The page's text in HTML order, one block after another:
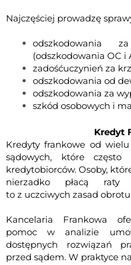
Najczęściej prowadzę
odszkodowania
(odszkodowania OC i
zadośćuczynień za
odszkodowania od
odszkodowania za
szkód osobowych i
Kredyt
Kredyty frankowe od
sądowych, które
kredytobiorców. Osoby,
nierzadko płacą raty
to z uczciwych zasad
Kancelaria Frankowa
pomoc w analizie
dostępnych rozwiązań
przed sądem. W praktyce